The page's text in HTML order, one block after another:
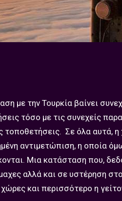
με την Τουρκία βαίνει
τόσο με τις συνεχείς
τοποθετήσεις. Σε όλα αυτά, η
αντιμετώπιση, η οποία
Μια κατάσταση που,
αλλά και σε υστέρηση
και περισσότερο η